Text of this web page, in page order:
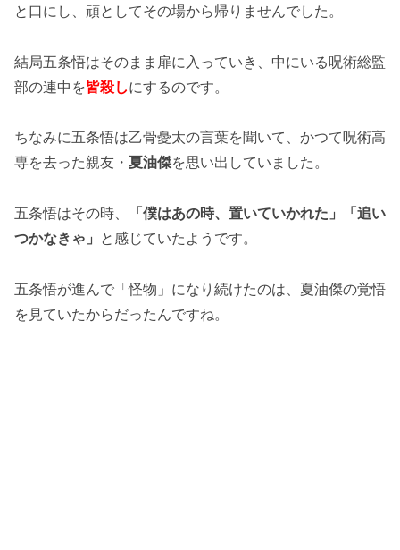
と口にし、頑としてその場から帰りませんでした。
結局五条悟はそのまま扉に入っていき、中にいる呪術総監
部の連中を皆殺しにするのです。
ちなみに五条悟は乙骨憂太の言葉を聞いて、かつて呪術高
専を去った親友・ 夏油傑を思い出していました。
五条悟はその時、
「僕はあの時、置いていかれた」「追い
つかなきゃ」 と感じていたようです。
五条悟が進んで「怪物」になり続けたのは、夏油傑の覚悟
を見ていたからだったんですね。